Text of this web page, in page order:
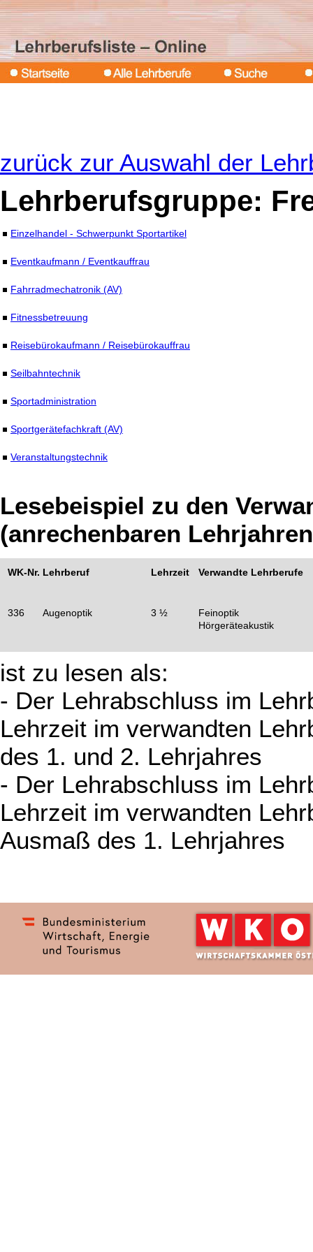
zurück zur Auswahl der
Lehrberufsgruppe:
Einzelhandel - Schwerpunkt Sportartikel
Eventkaufmann / Eventkauffrau
Fahrradmechatronik (AV)
Fitnessbetreuung
Reisebürokaufmann / Reisebürokauffrau
Seilbahntechnik
Sportadministration
Sportgerätefachkraft (AV)
Veranstaltungstechnik
Lesebeispiel zu den
(anrechenbaren
WK-Nr. Lehrberuf Lehrzeit Verwandte Lehrberufe
336 Augenoptik 3 ½
Feinoptik
Hörgeräteakustik
ist zu lesen als:
- Der Lehrabschluss im
Lehrzeit im verwandten
des 1. und 2. Lehrjahres
- Der Lehrabschluss im
Lehrzeit im verwandten
Ausmaß des 1. Lehrjahres